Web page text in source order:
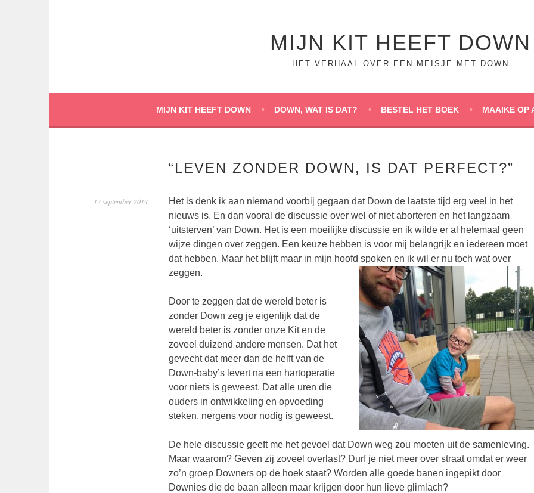
MIJN KIT HEEFT DOWN
HET VERHAAL OVER EEN MEISJE MET DOWN
MIJN KIT HEEFT DOWN DOWN, WAT IS DAT? BESTEL HET BOEK MAAIKE OP
“LEVEN ZONDER DOWN, IS DAT PERFECT?”
12 september 2014
Het is denk ik aan niemand voorbij gegaan dat Down de laatste tijd erg veel in het
nieuws is. En dan vooral de discussie over wel of niet aborteren en het langzaam
‘uitsterven’ van Down. Het is een moeilijke discussie en ik wilde er al helemaal geen
wijze dingen over zeggen. Een keuze hebben is voor mij belangrijk en iedereen moet
dat hebben. Maar het blijft maar in mijn hoofd spoken en ik wil er nu toch wat over
zeggen.
Door te zeggen dat de wereld beter is
zonder Down zeg je eigenlijk dat de
wereld beter is zonder onze Kit en de
zoveel duizend andere mensen. Dat het
gevecht dat meer dan de helft van de
Down-baby’s levert na een hartoperatie
voor niets is geweest. Dat alle uren die
ouders in ontwikkeling en opvoeding
steken, nergens voor nodig is geweest.
De hele discussie geeft me het gevoel dat Down weg zou moeten uit de samenleving.
Maar waarom? Geven zij zoveel overlast? Durf je niet meer over straat omdat er weer
zo’n groep Downers op de hoek staat? Worden alle goede banen ingepikt door
Downies die de baan alleen maar krijgen door hun lieve glimlach?